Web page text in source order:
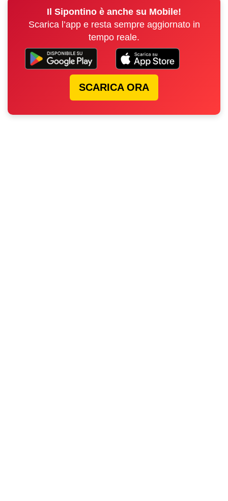
Il Sipontino è anche su Mobile!
Scarica l’app e resta sempre aggiornato in
tempo reale.
SCARICA ORA